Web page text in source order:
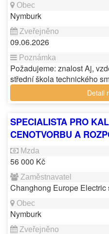
Nymburk
09.06.2026
Požadujeme: znalost Aj,
střední škola technického
Detail
SPECIALISTA PRO
CENOTVORBU A
56 000 Kč
Changhong Europe Electric
Nymburk